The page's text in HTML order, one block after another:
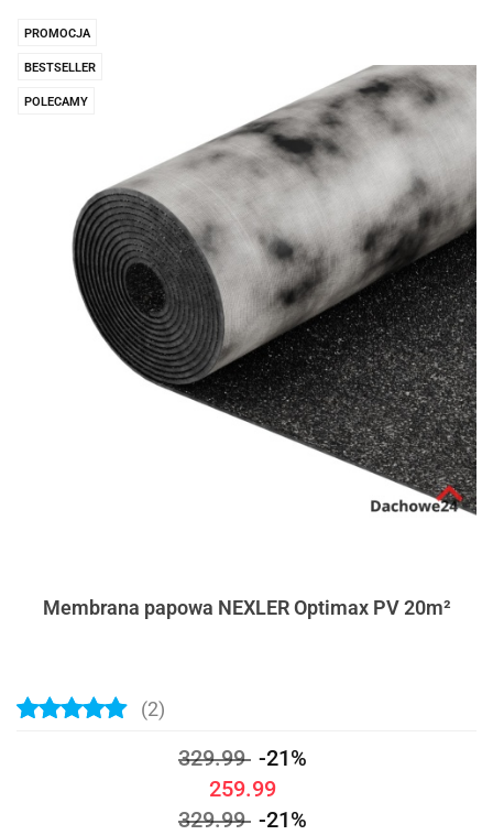
PROMOCJA
BESTSELLER
POLECAMY
Membrana papowa NEXLER Optimax PV 20m²
(2)
329.99 -21%
259.99
329.99 -21%